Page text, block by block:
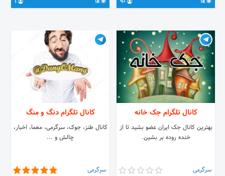
1k
1k
کانال تلگرام جک خانه
بهترین کانال جک ایران عضو بشید تا از
خنده روده بر بشین.
سرگرمی
کانال تلگرام دنگ و منگ
کانال طنز، جوک، سرگرمی، معما، اخبار،
چالش و ...
سرگرمی